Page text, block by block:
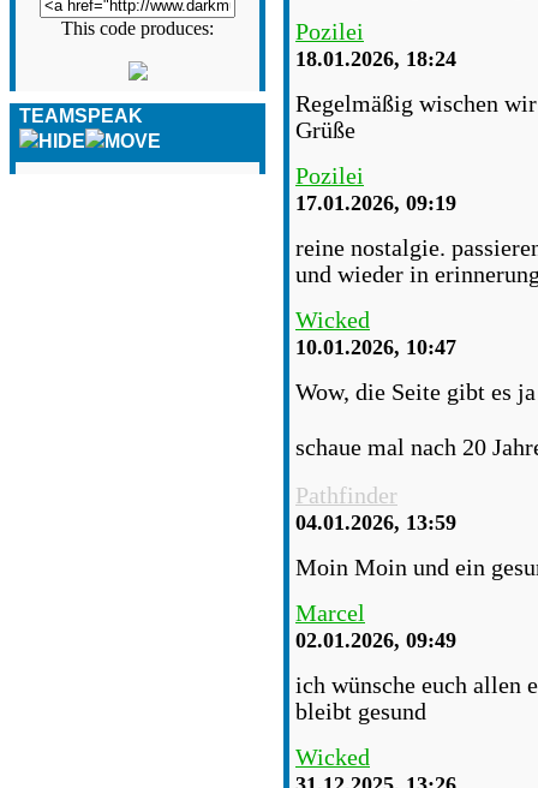
This code produces:
TEAMSPEAK
Pozilei
18.01.2026, 18:24
Regelmäßig wischen
Grüße
Pozilei
17.01.2026, 09:19
reine nostalgie.
und wieder in
Wicked
10.01.2026, 10:47
Wow, die Seite gibt es
schaue mal nach 20
Pathfinder
04.01.2026, 13:59
Moin Moin und ein
Marcel
02.01.2026, 09:49
ich wünsche euch allen
bleibt gesund
Wicked